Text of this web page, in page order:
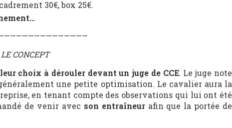
30€, box 25€.
LE CONCEPT
choix à dérouler devant un juge de CCE. Le juge note
une petite optimisation. Le cavalier aura la
en tenant compte des observations qui lui ont été
de venir avec son entraîneurafin que la portée de